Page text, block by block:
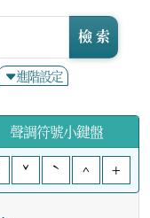
進階設定
檢 索
聲調符號小鍵盤
ˇ ˋ ^ +